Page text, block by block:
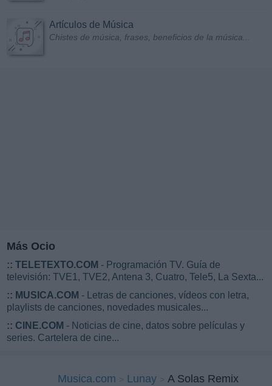
Artículos de Música
Chistes de música, frases, beneficios de la música...
Más Ocio
:: TELETEXTO.COM - Programación TV. Guía de
televisión: TVE1, TVE2, Antena 3, Cuatro, Tele5, La Sexta...
:: MUSICA.COM - Letras de canciones, vídeos con letra,
playlists de canciones, novedades musicales...
:: CINE.COM - Noticias de cine, datos sobre películas y
series. Cartelera de cine...
Musica.com Lunay A Solas Remix